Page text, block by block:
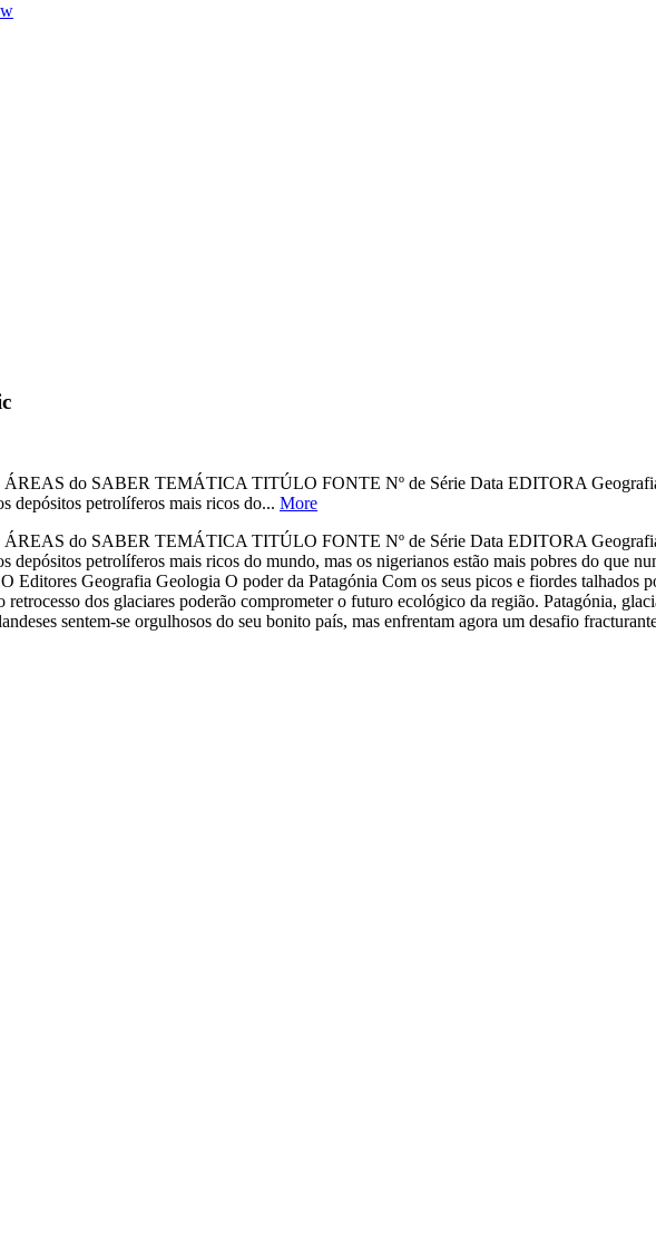
do SABER TEMÁTICA TITÚLO FONTE Nº de Série Data EDITORA Geografia
depósitos petrolíferos mais ricos do... More
do SABER TEMÁTICA TITÚLO FONTE Nº de Série Data EDITORA Geografia
petrolíferos mais ricos do mundo, mas os nigerianos estão mais pobres do que
Geografia Geologia O poder da Patagónia Com os seus picos e fiordes talhados
dos glaciares poderão comprometer o futuro ecológico da região. Patagónia,
sentem-se orgulhosos do seu bonito país, mas enfrentam agora um desafio